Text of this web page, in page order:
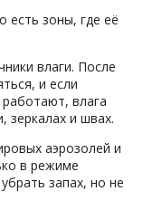
есть зоны, где её
влаги. После
и если
влага
зеркалах и швах.
аэрозолей и
в режиме
запах, но не